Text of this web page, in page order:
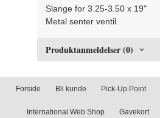
Slange for 3.25-3.50 x 19"
Metal senter ventil.
Produktanmeldelser (0)
Forside Bli kunde Pick-Up Point
International Web Shop Gavekort